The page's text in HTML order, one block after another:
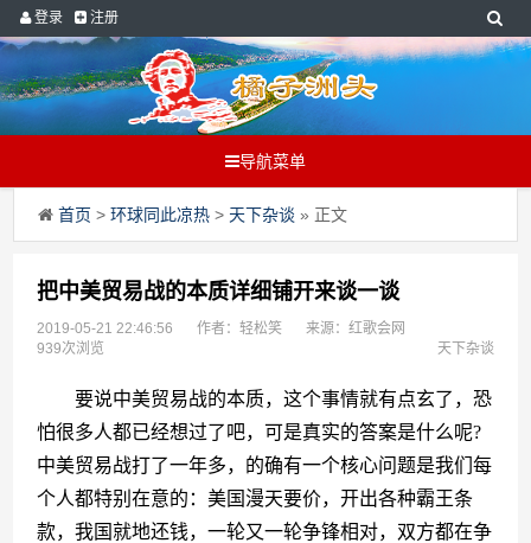
登录 注册
导航菜单
首页 >环球同此凉热 > 天下杂谈 » 正文
把中美贸易战的本质详细铺开来谈一谈
2019-05-21 22:46:56 作者：轻松笑
来源：红歌会网
939次浏览
天下杂谈
要说中美贸易战的本质，这个事情就有点玄了，恐
怕很多人都已经想过了吧，可是真实的答案是什么呢?
中美贸易战打了一年多，的确有一个核心问题是我们每
个人都特别在意的：美国漫天要价，开出各种霸王条
款，我国就地还钱，一轮又一轮争锋相对，双方都在争